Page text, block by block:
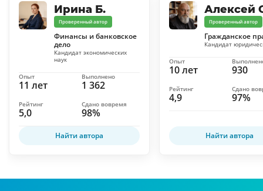
Ирина Б.
Проверенный автор
Финансы и банковское
дело
Кандидат экономических
наук
11 лет
Опыт
1 362
Выполнено
5,0
Рейтинг
98%
Сдано вовремя
Найти автора
Алексей
Проверенный автор
Гражданское
Кандидат
10 лет
Опыт
930
4,9
Рейтинг
97%
Сдано
Найти автора